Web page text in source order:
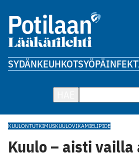
SYDÄNKEUHKOTSYÖPÄ
KUULONTUTKIMUSKUULOVIKAMIELIPIDE
Kuulo – aisti